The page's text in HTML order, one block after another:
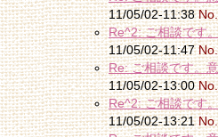
11/05/02-11:38
Re^2: ご相談です
11/05/02-11:47
Re: ご相談です。
11/05/02-13:00
Re^2: ご相談です
11/05/02-13:21